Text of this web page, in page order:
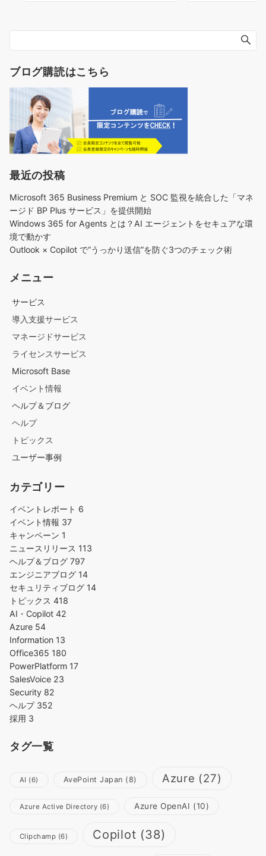
ブログ購読はこちら
最近の投稿
Microsoft 365 Business Premium と SOC 監視を統合した「マネ
ージド BP Plus サービス」を提供開始
Windows 365 for Agents とは？AI エージェントをセキュアな環
境で動かす
Outlook × Copilot で“うっかり送信”を防ぐ3つのチェック術​
メニュー
サービス
導入支援サービス
マネージドサービス
ライセンスサービス
Microsoft Base
イベント情報
ヘルプ＆ブログ
ヘルプ
トピックス
ユーザー事例
カテゴリー
イベントレポート 6
イベント情報 37
キャンペーン 1
ニュースリリース 113
ヘルプ＆ブログ 797
エンジニアブログ 14
セキュリティブログ 14
トピックス 418
AI・Copilot 42
Azure 54
Information 13
Office365 180
PowerPlatform 17
SalesVoice 23
Security 82
ヘルプ 352
採用 3
タグ一覧
AI (6) AvePoint Japan (8) Azure (27)
Azure Active Directory (6) Azure OpenAI (10)
Clipchamp (6) Copilot (38)